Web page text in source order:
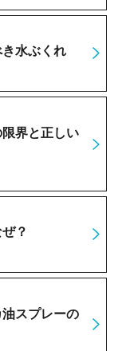
水ぶくれ
界と正しい
？
スプレーの